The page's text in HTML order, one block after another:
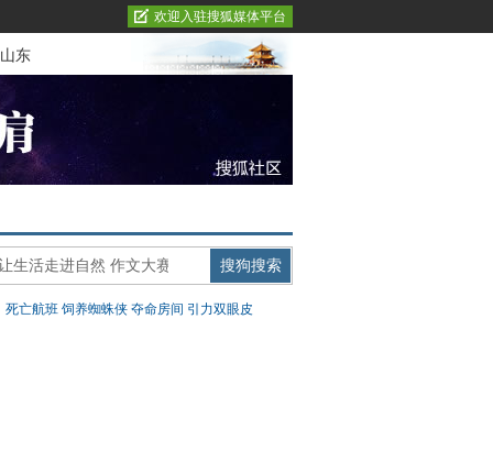
欢迎入驻搜狐媒体平台
山东
死亡航班 饲养蜘蛛侠 夺命房间 引力双眼皮